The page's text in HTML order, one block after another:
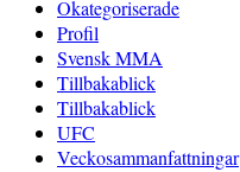
Okategoriserade
Profil
Svensk MMA
Tillbakablick
Tillbakablick
UFC
Veckosammanfattningar